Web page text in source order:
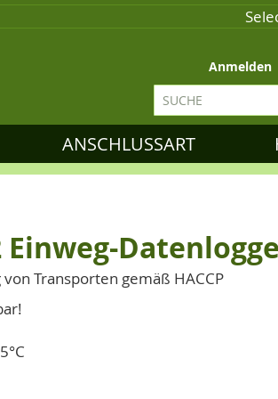
Zum
Inhalt
springen
Anmelden
Suche
ANSCHLUSSART
Transporten gemäß HACCP